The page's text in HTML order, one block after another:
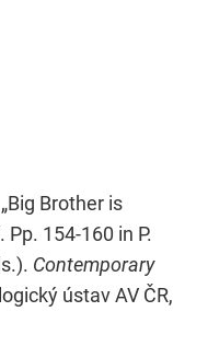
Brother is
154-160 in P.
Contemporary
ústav AV ČR,